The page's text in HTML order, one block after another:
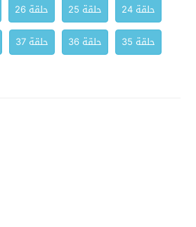
حلقة 24
حلقة 25 حلقة 26
حلقة 35
حلقة 36 حلقة 37